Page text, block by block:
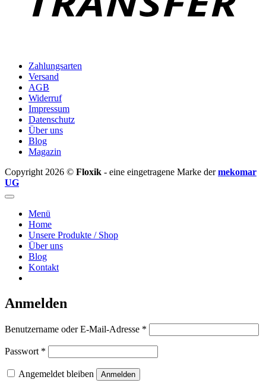
Zahlungsarten
Versand
AGB
Widerruf
Impressum
Datenschutz
Über uns
Blog
Magazin
Copyright 2026 © Floxik - eine eingetragene Marke dermekomar
UG
Menü
Home
Unsere Produkte / Shop
Über uns
Blog
Kontakt
Anmelden
Benutzername oder E-Mail-Adresse *
Passwort *
Angemeldet bleiben Anmelden